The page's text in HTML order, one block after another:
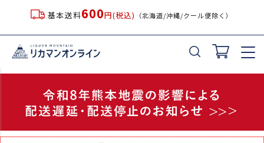
基本送料600円(税込) （北海道/沖縄/クール便除く）